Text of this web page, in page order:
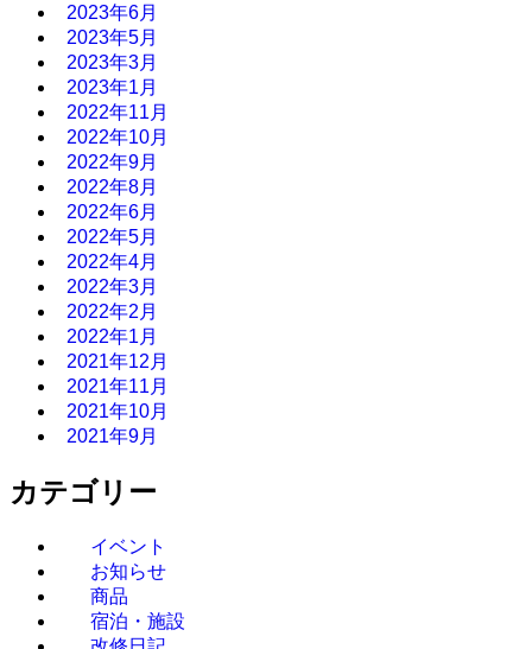
2023年6月
2023年5月
2023年3月
2023年1月
2022年11月
2022年10月
2022年9月
2022年8月
2022年6月
2022年5月
2022年4月
2022年3月
2022年2月
2022年1月
2021年12月
2021年11月
2021年10月
2021年9月
カテゴリー
イベント
お知らせ
商品
宿泊・施設